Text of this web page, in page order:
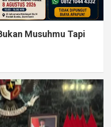
Musuhmu Tapi